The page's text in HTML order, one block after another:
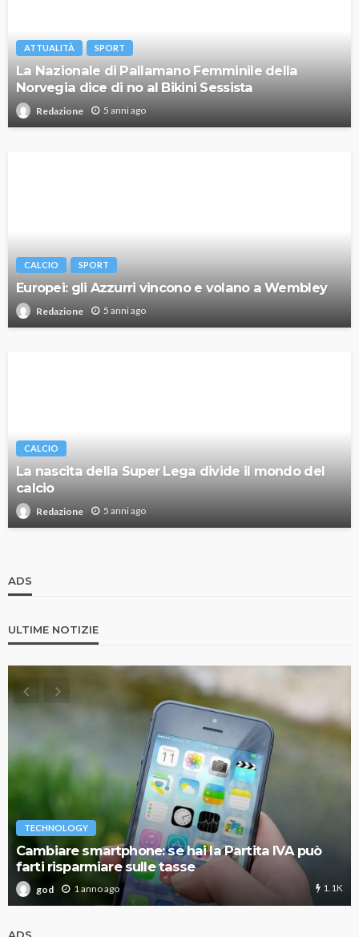
ATTUALITÀ SPORT
La Nazionale di Pallamano Femminile della
Norvegia dice di no al Bikini Sessista
Redazione 5 anni ago
CALCIO SPORT
Europei: gli Azzurri vincono e volano a Wembley
Redazione 5 anni ago
CALCIO
La nascita della Super Lega divide il mondo del
calcio
Redazione 5 anni ago
ADS
ULTIME NOTIZIE
TECHNOLOGY
Cambiare smartphone: se hai la Partita IVA può
farti risparmiare sulle tasse
god 1 anno ago 1.1K
ADS